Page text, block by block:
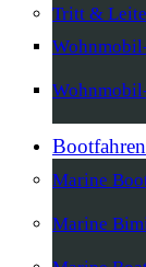
Tritt &
Bootfahren
Marine
Marine